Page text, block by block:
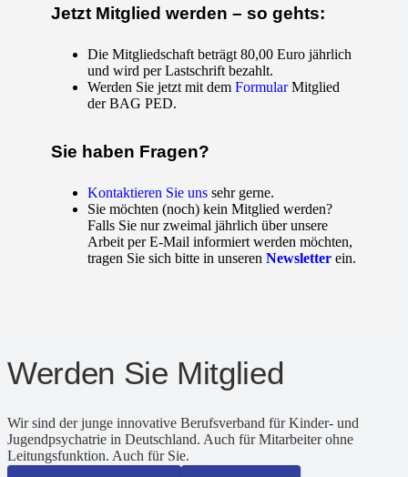
Jetzt Mitglied werden – so gehts:
Die Mitgliedschaft beträgt 80,00 Euro jährlich
und wird per Lastschrift bezahlt.
Werden Sie jetzt mit dem FormularMitglied
der BAG PED.
Sie haben Fragen?
Kontaktieren Sie uns sehr gerne.
Sie möchten (noch) kein Mitglied werden?
Falls Sie nur zweimal jährlich über unsere
Arbeit per E-Mail informiert werden möchten,
tragen Sie sich bitte in unseren Newsletter ein.
Werden Sie Mitglied
Wir sind der junge innovative Berufsverband für Kinder- und
Jugendpsychatrie in Deutschland. Auch für Mitarbeiter ohne
Leitungsfunktion. Auch für Sie.